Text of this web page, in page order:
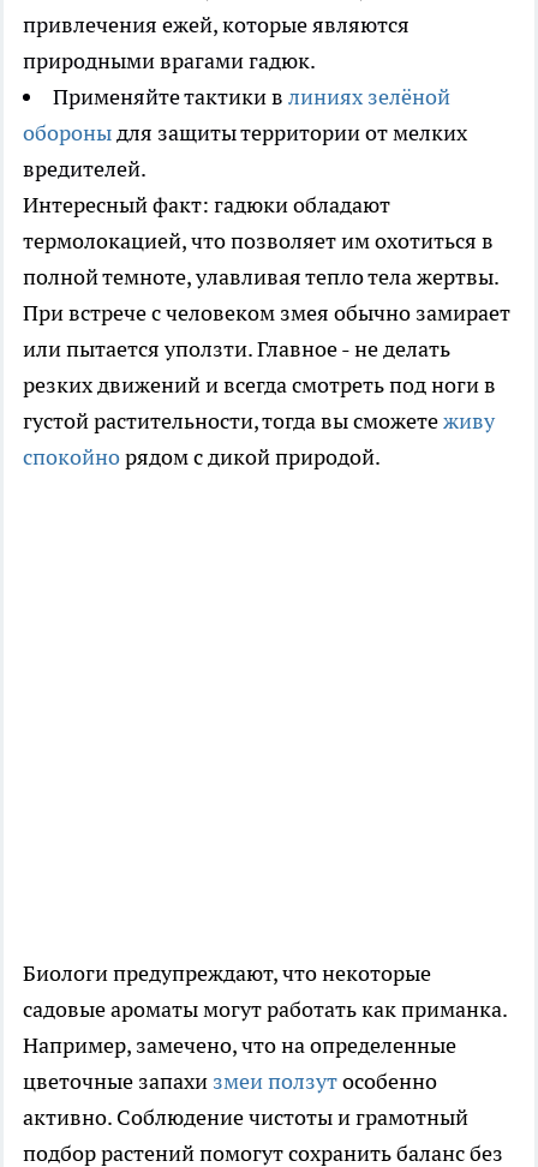
привлечения ежей, которые являются
природными врагами гадюк.
Применяйте тактики в линиях зелёной
обороныдля защиты территории от мелких
вредителей.
Интересный факт: гадюки обладают
термолокацией, что позволяет им охотиться в
полной темноте, улавливая тепло тела жертвы.
При встрече с человеком змея обычно замирает
или пытается уползти. Главное - не делать
резких движений и всегда смотреть под ноги в
густой растительности, тогда вы сможетеживу
спокойнорядом с дикой природой.
Биологи предупреждают, что некоторые
садовые ароматы могут работать как приманка.
Например, замечено, что на определенные
цветочные запахи змеи ползутособенно
активно. Соблюдение чистоты и грамотный
подбор растений помогут сохранить баланс без